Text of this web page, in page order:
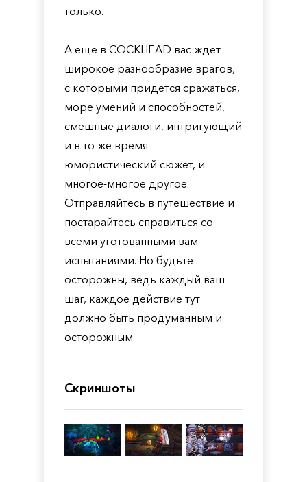
только.
А еще в COCKHEAD вас ждет
широкое разнообразие врагов,
с которыми придется сражаться,
море умений и способностей,
смешные диалоги, интригующий
и в то же время
юмористический сюжет, и
многое-многое другое.
Отправляйтесь в путешествие и
постарайтесь справиться со
всеми уготованными вам
испытаниями. Но будьте
осторожны, ведь каждый ваш
шаг, каждое действие тут
должно быть продуманным и
осторожным.
Скриншоты